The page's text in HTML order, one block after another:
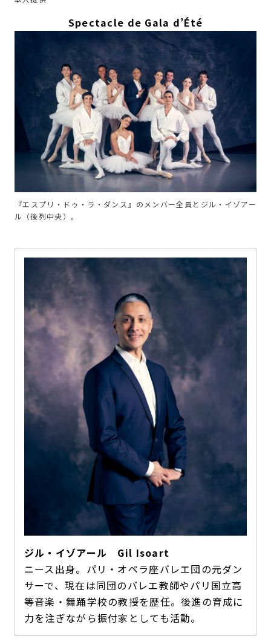
Spectacle de Gala d’Été
『エスプリ・ドゥ・ラ・ダンス』のメンバー全員とジル・イゾアー
ル（後列中央）。
ジル・イゾアール Gil Isoart
ニース出身。パリ・オペラ座バレエ団の元ダン
サーで、現在は同団のバレエ教師やパリ国立高
等音楽・舞踊学校の教授を歴任。後進の育成に
力を注ぎながら振付家としても活動。